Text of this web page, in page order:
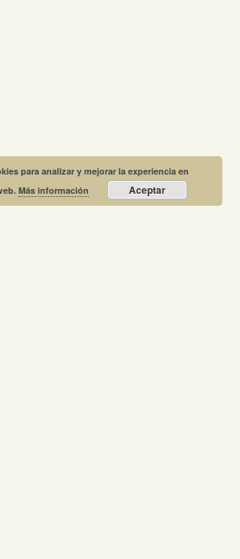
para analizar y mejorar la experiencia en
Más información Aceptar